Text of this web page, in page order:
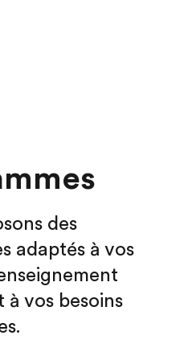
des
adaptés à vos
à vos besoins